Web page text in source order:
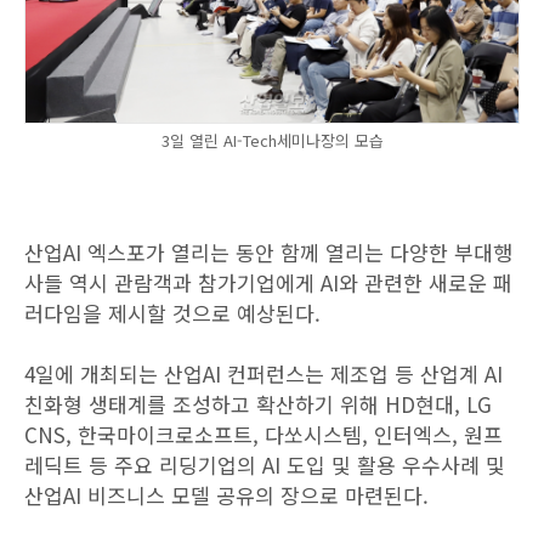
3일 열린 AI-Tech세미나장의 모습
산업AI 엑스포가 열리는 동안 함께 열리는 다양한 부대행
사들 역시 관람객과 참가기업에게 AI와 관련한 새로운 패
러다임을 제시할 것으로 예상된다.
4일에 개최되는 산업AI 컨퍼런스는 제조업 등 산업계 AI
친화형 생태계를 조성하고 확산하기 위해 HD현대, LG
CNS, 한국마이크로소프트, 다쏘시스템, 인터엑스, 원프
레딕트 등 주요 리딩기업의 AI 도입 및 활용 우수사례 및
산업AI 비즈니스 모델 공유의 장으로 마련된다.